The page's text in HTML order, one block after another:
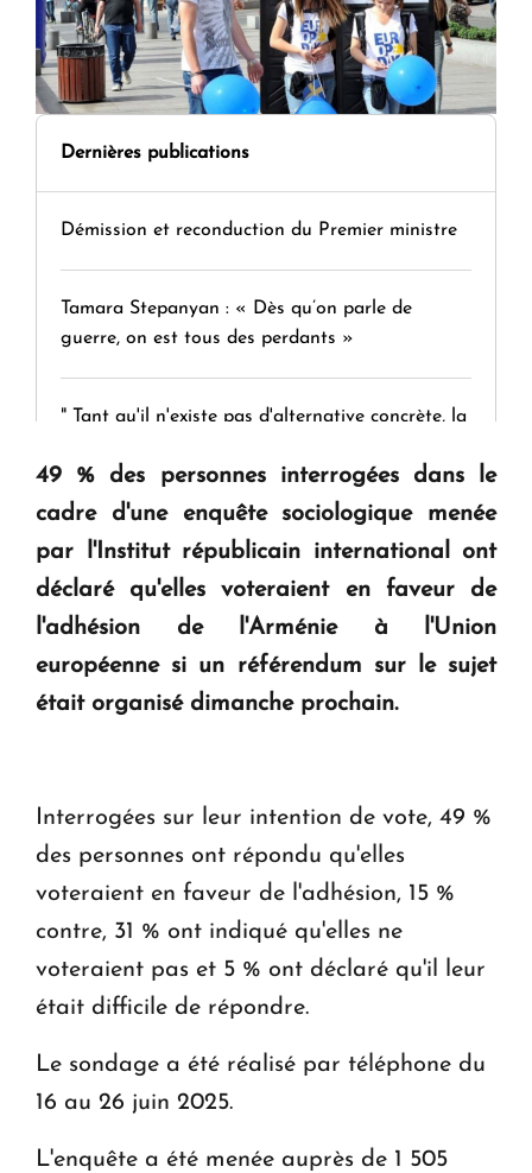
Dernières publications
Démission et reconduction du Premier ministre
Tamara Stepanyan : « Dès qu’on parle de
guerre, on est tous des perdants »
" Tant qu'il n'existe pas d'alternative concrète, la
KASA : 30 ans d'audace, de résilience et d'avenir
en Arménie
Le premier hôtel Hyatt Regency d'Arménie
ouvrira ses portes à Dilijan
49 % des personnes interrogées dans le
cadre d'une enquête sociologique menée
par l'Institut républicain international ont
déclaré qu'elles voteraient en faveur de
l'adhésion de l'Arménie à l'Union
européenne si un référendum sur le sujet
était organisé dimanche prochain.
Interrogées sur leur intention de vote, 49 %
des personnes ont répondu qu'elles
voteraient en faveur de l'adhésion, 15 %
contre, 31 % ont indiqué qu'elles ne
voteraient pas et 5 % ont déclaré qu'il leur
était difficile de répondre.
Le sondage a été réalisé par téléphone du
16 au 26 juin 2025.
L'enquête a été menée auprès de 1 505